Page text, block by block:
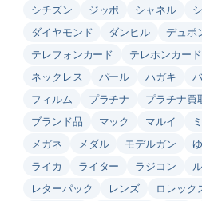
シチズン
ジッポ シャネル
ダイヤモンド
ダンヒル デュポ
テレフォンカード
テレホンカード
ネックレス
パール ハガキ
フィルム
プラチナ プラチナ買
ブランド品
マック マルイ
メガネ
メダル モデルガン
ライカ
ライター ラジコン
レターパック
レンズ ロレック